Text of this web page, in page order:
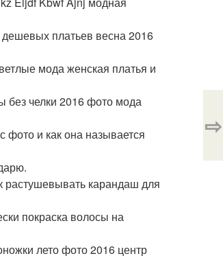
платьев весна 2016
мода женская платья и
без челки 2016 фото мода
фото и как она называется
растушевывать карандаш для
покраска волосы на
лето фото 2016 центр
⇨